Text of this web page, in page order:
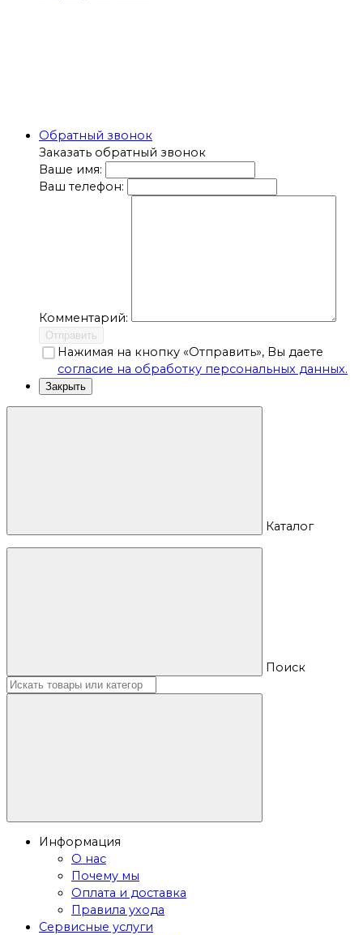
Обратный звонок
Заказать обратный звонок
Ваше имя:
Ваш телефон:
Комментарий:
Отправить
Нажимая на кнопку «Отправить», Вы даете
согласие на обработку персональных данных.
Закрыть
Каталог
Поиск
Информация
О нас
Почему мы
Оплата и доставка
Правила ухода
Сервисные услуги